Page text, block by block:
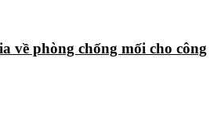
về phòng chống mối cho công